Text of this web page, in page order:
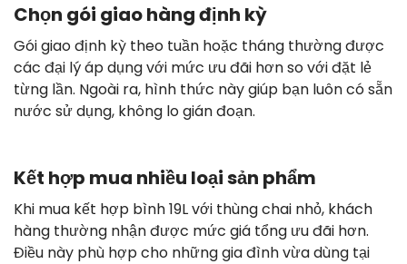
Chọn gói giao hàng định kỳ
Gói giao định kỳ theo tuần hoặc tháng thường được
các đại lý áp dụng với mức ưu đãi hơn so với đặt lẻ
từng lần. Ngoài ra, hình thức này giúp bạn luôn có sẵn
nước sử dụng, không lo gián đoạn.
Kết hợp mua nhiều loại sản phẩm
Khi mua kết hợp bình 19L với thùng chai nhỏ, khách
hàng thường nhận được mức giá tổng ưu đãi hơn.
Điều này phù hợp cho những gia đình vừa dùng tại